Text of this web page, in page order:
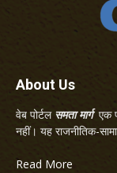
About Us
वेब पोर्टल समता मार्गएक
नहीं। यह राजनीतिक-
Read More